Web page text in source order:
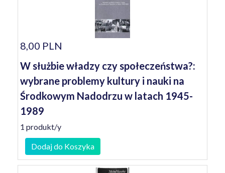
8,00 PLN
W służbie władzy czy społeczeństwa?:
wybrane problemy kultury i nauki na
Środkowym Nadodrzu w latach 1945-
1989
1 produkt/y
Dodaj do Koszyka